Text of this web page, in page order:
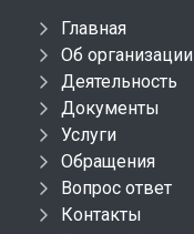
Главная
Об организации
Деятельность
Документы
Услуги
Обращения
Вопрос ответ
Контакты